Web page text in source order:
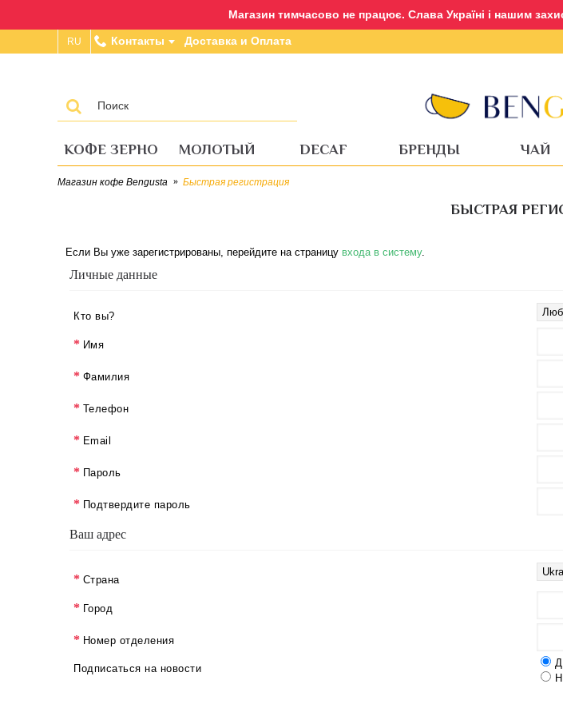
Магазин тимчасово не працює. Слава Україні і нашим
RU Контакты
Доставка и Оплата
КОФЕ ЗЕРНО МОЛОТЫЙ DECAF БРЕНДЫ ЧАЙ
Магазин кофе Bengusta Быстрая регистрация
БЫСТРАЯ
Если Вы уже зарегистрированы, перейдите на страницу входа в систему.
Личные данные
Кто вы?
Имя
Фамилия
Телефон
Email
Пароль
Подтвердите пароль
Ваш адрес
Страна
Город
Номер отделения
Подписаться на новости